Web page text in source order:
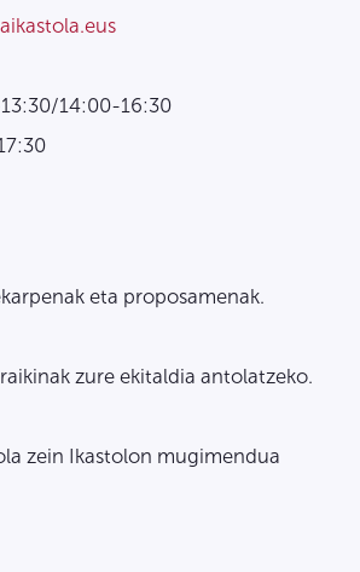
14:00-16:30
eta proposamenak.
zure ekitaldia antolatzeko.
zein Ikastolon mugimendua